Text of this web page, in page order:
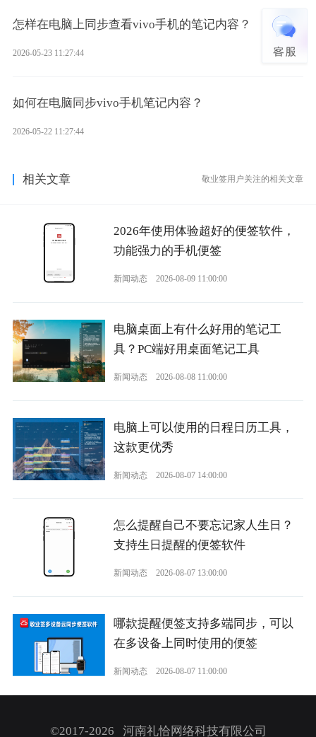
怎样在电脑上同步查看vivo手机的笔记内容？
2026-05-23 11:27:44
如何在电脑同步vivo手机笔记内容？
2026-05-22 11:27:44
相关文章 敬业签用户关注的相关文章
2026年使用体验超好的便签软件，
功能强力的手机便签
新闻动态 2026-08-09 11:00:00
电脑桌面上有什么好用的笔记工
具？PC端好用桌面笔记工具
新闻动态 2026-08-08 11:00:00
电脑上可以使用的日程日历工具，
这款更优秀
新闻动态 2026-08-07 14:00:00
怎么提醒自己不要忘记家人生日？
支持生日提醒的便签软件
新闻动态 2026-08-07 13:00:00
哪款提醒便签支持多端同步，可以
在多设备上同时使用的便签
新闻动态 2026-08-07 11:00:00
©2017-2026 河南礼恰网络科技有限公司